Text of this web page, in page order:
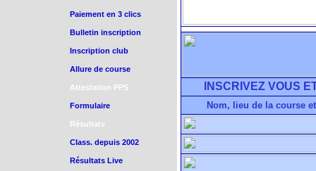
Paiement en 3 clics
Bulletin inscription
Inscription club
Allure de course
Attestation PPS
Formulaire
Résultats
Class. depuis 2002
Résultats Live
INSCRIVEZ VOUS
Nom, lieu de la course